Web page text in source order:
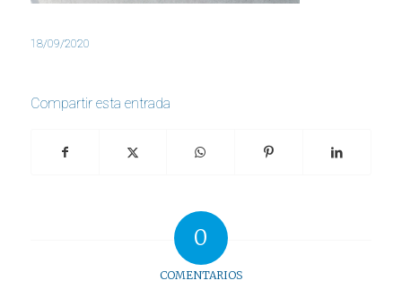
18/09/2020
Compartir esta entrada
0
COMENTARIOS